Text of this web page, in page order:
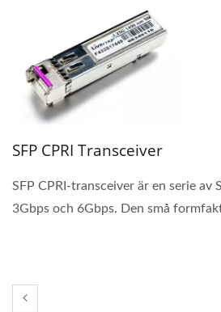
SFP CPRI Transceiver
SFP CPRI-transceiver är en serie av
3Gbps och 6Gbps. Den små